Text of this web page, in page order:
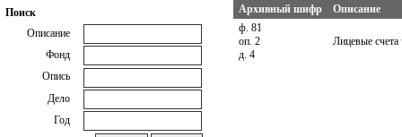
Поиск
Описание
Фонд
Опись
Дело
Год
Архивный шифр
Описание
ф. 81
оп. 2
д. 4
Лицевые